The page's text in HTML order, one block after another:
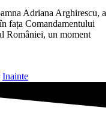
Adriana Arghirescu, a
fața Comandamentului
României, un moment
Inainte